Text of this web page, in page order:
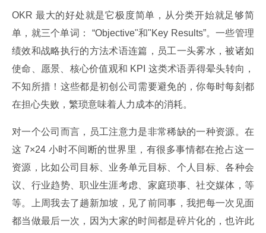
OKR 最大的好处就是它极度简单，从分类开始就足够简
单，就三个单词： “Objective"和"Key Results”。一些管理
绩效和战略执行的方法术语连篇，员工一头雾水，被诸如
使命、愿景、核心价值观和 KPI 这类术语弄得晕头转向，
不知所措！这些都是初创公司需要避免的，你每时每刻都
在担心失败，繁琐意味着人力成本的消耗。
对一个公司而言，员工注意力是非常稀缺的一种资源。在
这 7×24 小时不间断的世界里，有很多事情都在抢占这一
资源，比如公司目标、业务单元目标、个人目标、各种会
议、行业趋势、职业生涯考虑、家庭琐事、社交媒体，等
等。上周我去了趟新加坡，见了前同事，我把每一次见面
都当做最后一次，因为大家的时间都是碎片化的，也许此